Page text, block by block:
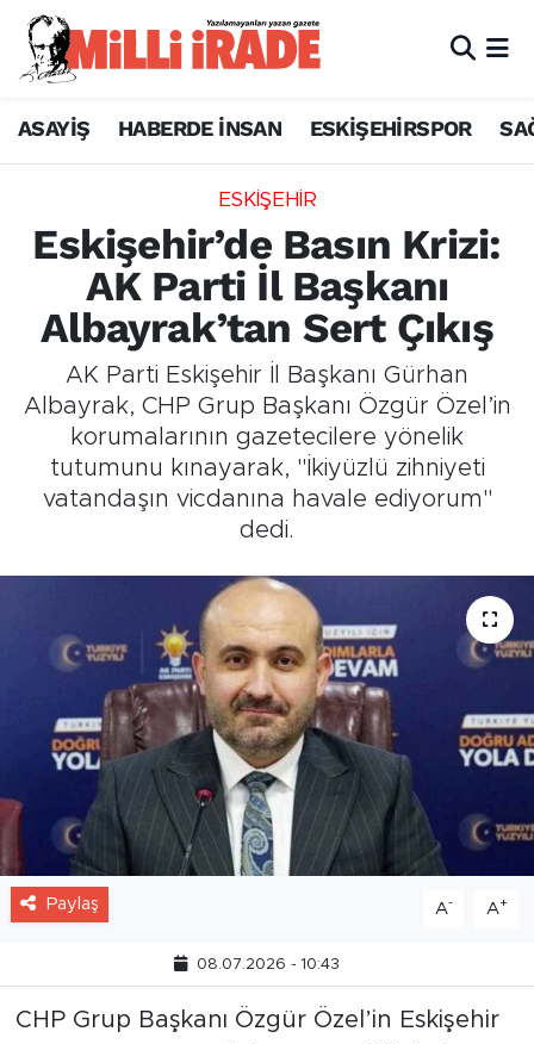
ASAYİŞ HABERDE İNSAN ESKİŞEHİRSPOR
ESKİŞEHİR
Eskişehir’de Basın Krizi:
AK Parti İl Başkanı
Albayrak’tan Sert Çıkış
AK Parti Eskişehir İl Başkanı Gürhan
Albayrak, CHP Grup Başkanı Özgür Özel’in
korumalarının gazetecilere yönelik
tutumunu kınayarak, "İkiyüzlü zihniyeti
vatandaşın vicdanına havale ediyorum"
dedi.
Paylaş A- A+
08.07.2026 - 10:43
CHP Grup Başkanı Özgür Özel’in Eskişehir